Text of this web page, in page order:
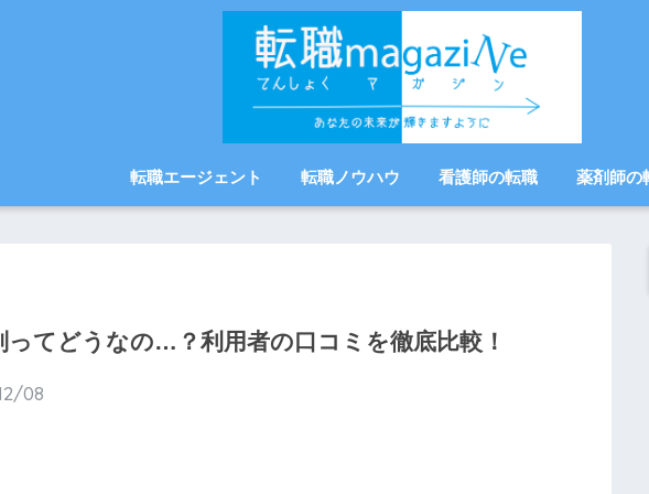
転職エージェント 転職ノウハウ 看護師の転職 薬剤師の
ってどうなの…？利用者の口コミを徹底比較！
08